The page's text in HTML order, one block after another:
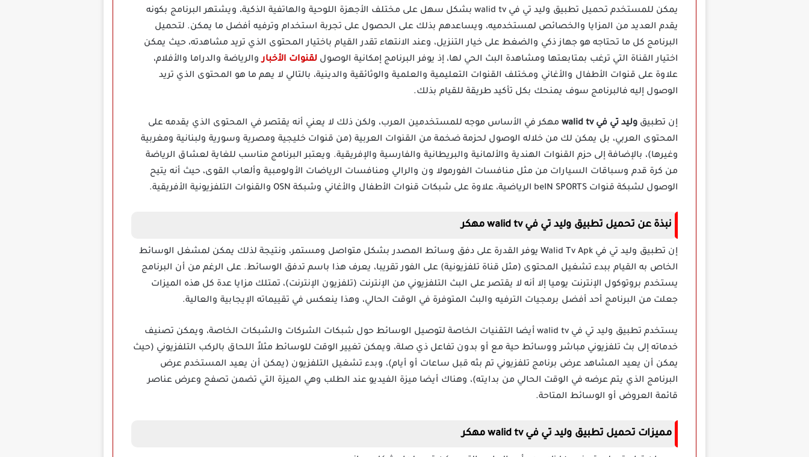
يمكن للمستخدم تحميل تطبيق وليد تي في walid tv بشكل سهل على مختلف الأجهزة اللوحية والهاتفية الذكية، ويشتهر البرنامج بكونه
يقدم العديد من المزايا والخصائص لمستخدميه، ويساعدهم بذلك على الحصول على تجربة استخدام وترفيه أفضل ما يمكن. لتحميل
البرنامج كل ما تحتاجه هو جهاز ذكي والضغط على خيار التنزيل، وعند الانتهاء تقدر القيام باختيار المحتوى الذي تريد مشاهدته، حيث يمكن
اختيار القناة التي ترغب بمتابعتها ومشاهدة البث الحي لها، إذ يوفر البرنامج إمكانية الوصول لقنوات الأخباروالرياضة والدراما والأفلام،
علاوة على قنوات الأطفال والأغاني ومختلف القنوات التعليمية والعلمية والوثائقية والدينية، بالتالي لا يهم ما هو المحتوى الذي تريد
الوصول إليه فالبرنامج سوف يمنحك بكل تأكيد طريقة للقيام بذلك.
إن تطبيق وليد تي في walid tv
مهكر في الأساس موجه للمستخدمين العرب، ولكن ذلك لا يعني أنه يقتصر في المحتوى الذي يقدمه على
المحتوى العربي، بل يمكن لك من خلاله الوصول لحزمة ضخمة من القنوات العربية (من قنوات خليجية ومصرية وسورية ولبنانية ومغربية
وغيرها)، بالإضافة إلى حزم القنوات الهندية والألمانية والبريطانية والفارسية والإفريقية. ويعتبر البرنامج مناسب للغاية لعشاق الرياضة
من كرة قدم وسباقات السيارات من مثل منافسات الفورمولا ون والرالي ومنافسات الرياضات الأولومبية وألعاب القوى، حيث أنه يتيح
الوصول لشبكة قنوات beIN SPORTS الرياضية، علاوة على شبكات قنوات الأطفال والأغاني وشبكة OSN والقنوات التلفزيونية الأفريقية.
نبذة عن تحميل تطبيق وليد تي في walid tv مهكر
إن تطبيق وليد تي في Walid Tv Apk يوفر القدرة على دفق وسائط المصدر بشكل متواصل ومستمر، ونتيجة لذلك يمكن لمشغل الوسائط
الخاص به القيام ببدء تشغيل المحتوى (مثل قناة تلفزيونية) على الفور تقريبا، يعرف هذا باسم تدفق الوسائط. على الرغم من أن البرنامج
يستخدم بروتوكول الإنترنت يوميا إلا أنه لا يقتصر على البث التلفزيوني من الإنترنت (تلفزيون الإنترنت)، تمتلك مزايا عدة كل هذه الميزات
جعلت من البرنامج أحد أفضل برمجيات الترفيه والبث المتوفرة في الوقت الحالي، وهذا ينعكس في تقييماته الإيجابية والعالية.
يستخدم تطبيق وليد تي في walid tv أيضا التقنيات الخاصة لتوصيل الوسائط حول شبكات الشركات والشبكات الخاصة، ويمكن تصنيف
خدماته إلى بث تلفزيوني مباشر ووسائط حية مع أو بدون تفاعل ذي صلة، ويمكن تغيير الوقت للوسائط مثلاً اللحاق بالركب التلفزيوني (حيث
يمكن أن يعيد المشاهد عرض برنامج تلفزيوني تم بثه قبل ساعات أو أيام)، وبدء تشغيل التلفزيون (يمكن أن يعيد المستخدم عرض
البرنامج الذي يتم عرضه في الوقت الحالي من بدايته)، وهناك أيضا ميزة الفيديو عند الطلب وهي الميزة التي تضمن تصفح وعرض عناصر
قائمة العروض أو الوسائط المتاحة.
مميزات تحميل تطبيق وليد تي في walid tv مهكر